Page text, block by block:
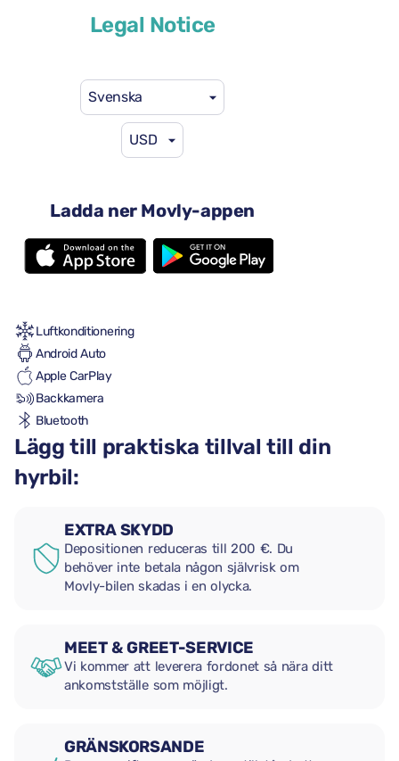
Legal Notice
Svenska
USD
Ladda ner Movly-appen
Automatisk växellåda
5 säten
2 stora resväskor
Luftkonditionering
Android Auto
Apple CarPlay
Backkamera
Bluetooth
Lägg till praktiska tillval till din
hyrbil:
EXTRA SKYDD
Depositionen reduceras till 200 €. Du
behöver inte betala någon självrisk om
Movly-bilen skadas i en olycka.
MEET & GREET-SERVICE
Vi kommer att leverera fordonet så nära ditt
ankomstställe som möjligt.
GRÄNSKORSANDE